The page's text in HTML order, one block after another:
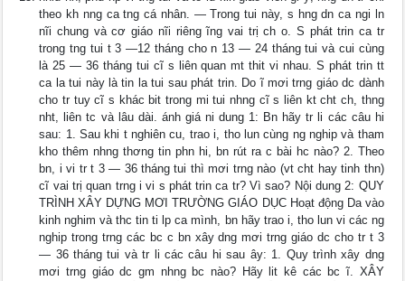
theo kh nng ca tng cá nhân. — Trong tui này, s hng dn ca ngi ln
nĩi chung và cơ giáo nĩi riêng ĩng vai trị ch o. S phát trin ca tr
trong tng tui t 3 —12 tháng cho n 13 — 24 tháng tui và cui cùng
là 25 — 36 tháng tui cĩ s liên quan mt thit vi nhau. S phát trin tt
ca la tui này là tin la tui sau phát trin. Do ĩ mơi trng giáo dc dành
cho tr tuy cĩ s khác bit trong mi tui nhng cĩ s liên kt cht ch, thng
nht, liên tc và lâu dài. ánh giá ni dung 1: Bn hãy tr li các câu hi
sau: 1. Sau khi t nghiên cu, trao i, tho lun cùng ng nghip và tham
kho thêm nhng thơng tin phn hi, bn rút ra c bài hc nào? 2. Theo
bn, i vi tr t 3 — 36 tháng tui thì mơi trng nào (vt cht hay tinh thn)
cĩ vai trị quan trng i vi s phát trin ca tr? Vì sao? Nội dung 2: QUY
TRÌNH XÂY DỰNG MƠI TRƯỜNG GIÁO DỤC Hoạt động Da vào
kinh nghim và thc tin ti lp ca mình, bn hãy trao i, tho lun vi các ng
nghip trong trng các bc c bn xây dng mơi trng giáo dc cho tr t 3
— 36 tháng tui và tr li các câu hi sau ây: 1. Quy trình xây dng
mơi trng giáo dc gm nhng bc nào? Hãy lit kê các bc ĩ. XÂY